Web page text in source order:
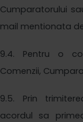
Cumparatorului
mail mentionata
9.4. Pentru o
Comenzii,
9.5. Prin
acordul sa